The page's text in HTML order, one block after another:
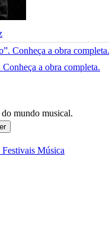
a obra completa.
do mundo musical.